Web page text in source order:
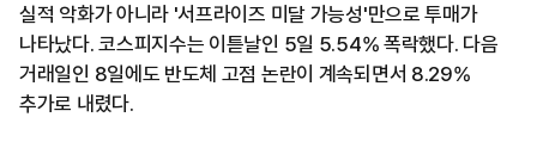
실적 악화가 아니라 '서프라이즈 미달 가능성'만으로 투매가
나타났다. 코스피지수는 이튿날인 5일 5.54% 폭락했다. 다음
거래일인 8일에도 반도체 고점 논란이 계속되면서 8.29%
추가로 내렸다.